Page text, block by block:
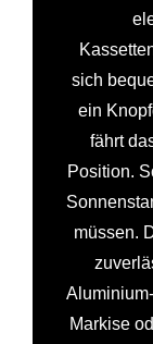
sich
ein
fährt
Position.
müssen.
Markise